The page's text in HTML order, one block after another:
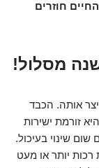
חוזרים
מסלול!
אותה. הכבד
זורמת ישירות
שינוי בעיכול.
יותר או מעט